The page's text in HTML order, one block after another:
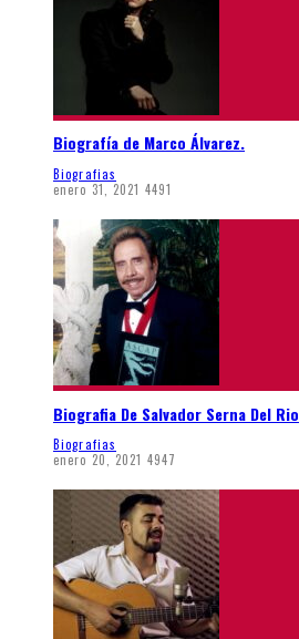
Biografía de Marco Álvarez.
Biografias
enero 31, 2021 4491
Biografia De Salvador Serna Del Rio
Biografias
enero 20, 2021 4947